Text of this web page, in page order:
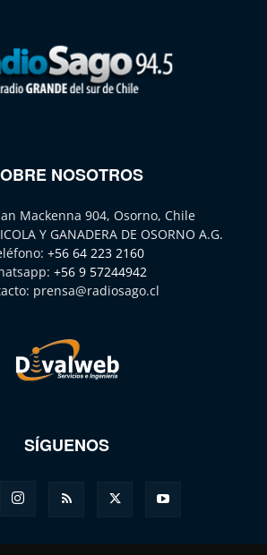
NOSOTROS
Mackenna 904, Osorno, Chile
Y GANADERA DE OSORNO A.G.
+56 64 223 2160
+56 9 57244942
prensa@radiosago.cl
SÍGUENOS